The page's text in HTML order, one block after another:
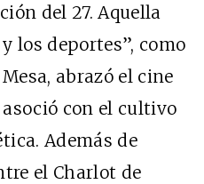
del 27. Aquella
los deportes”, como
abrazó el cine
con el cultivo
Además de
el Charlot de